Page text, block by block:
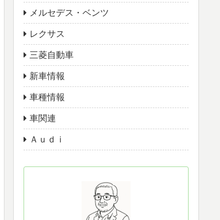
メルセデス・ベンツ
レクサス
三菱自動車
新車情報
車種情報
車関連
Ａｕｄｉ